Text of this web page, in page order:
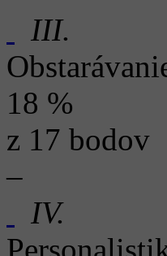
III.
18 %
z 17 bodov
–
IV.